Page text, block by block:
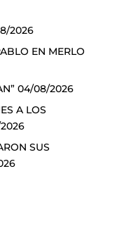
2026
EN MERLO
04/08/2026
A LOS
SUS